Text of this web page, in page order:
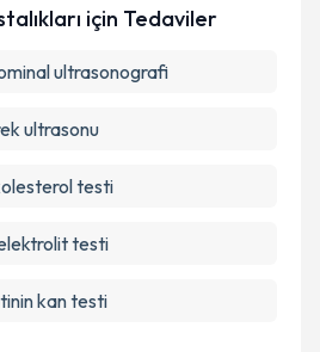
ve kişisel verilerimin belirtilen
için Tedaviler
ultrasonografi
ultrasonu
testi
testi
kan testi